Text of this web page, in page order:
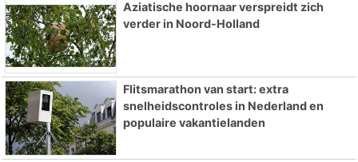
Aziatische hoornaar verspreidt zich
verder in Noord-Holland
Flitsmarathon van start: extra
snelheidscontroles in Nederland en
populaire vakantielanden